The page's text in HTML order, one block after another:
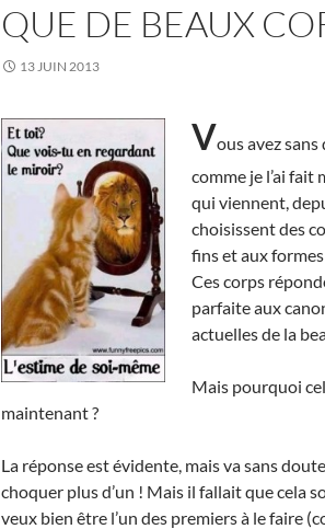
QUE DE BEAUX
13 JUIN 2013
Vous avez
comme je l’ai fait
qui viennent,
choisissent des
fins et aux
Ces corps
parfaite aux
actuelles de la
Mais pourquoi
maintenant ?
La réponse est évidente, mais va sans
choquer plus d’un ! Mais il fallait que cela
veux bien être l’un des premiers à le faire